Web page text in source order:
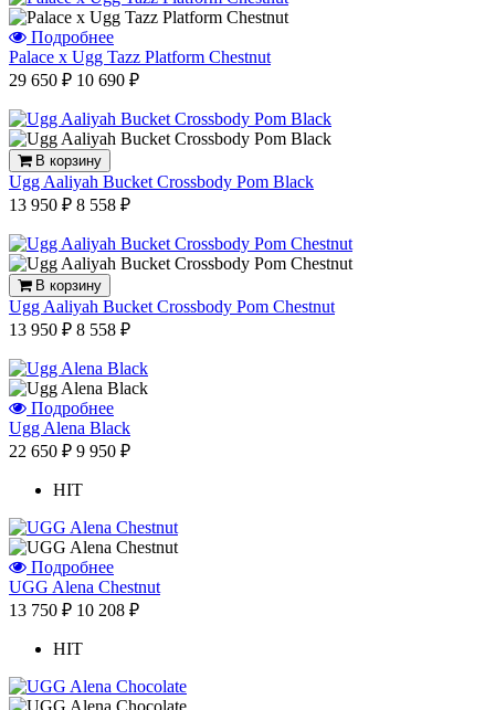
Подробнее
Palace x Ugg Tazz Platform Chestnut
29 650 ₽ 10 690 ₽
В корзину
Ugg Aaliyah Bucket Crossbody Pom Black
13 950 ₽ 8 558 ₽
В корзину
Ugg Aaliyah Bucket Crossbody Pom Chestnut
13 950 ₽ 8 558 ₽
Подробнее
Ugg Alena Black
22 650 ₽ 9 950 ₽
HIT
Подробнее
UGG Alena Chestnut
13 750 ₽ 10 208 ₽
HIT